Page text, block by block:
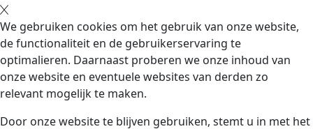
We gebruiken cookies om het gebruik van onze website,
de functionaliteit en de gebruikerservaring te
optimalieren. Daarnaast proberen we onze inhoud van
onze website en eventuele websites van derden zo
relevant mogelijk te maken.
Door onze website te blijven gebruiken, stemt u in met het